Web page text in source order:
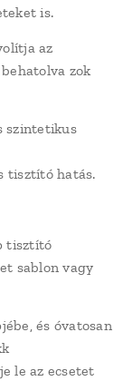
is.
az
zok
szintetikus
tisztító hatás.
tisztító
sablon vagy
és óvatosan
le az ecsetet